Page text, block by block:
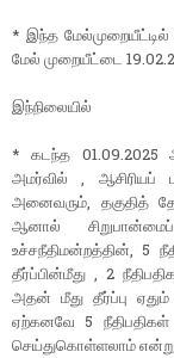
* இந்த மேல்முறையீட்டில்
மேல் முறையீட்டை
இந்நிலையில்
* கடந்த 01.09.2025
அமர்வில் ,
அனைவரும், தகுதித்
ஆனால்
உச்சநீதிமன்றத்தின், 5
தீர்ப்பின்மீது , 2
அதன் மீது தீர்ப்பு
ஏற்கனவே 5 நீதிபதிகள்
செய்துகொள்ளலாம் என்று